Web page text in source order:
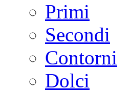
Primi
Secondi
Contorni
Dolci